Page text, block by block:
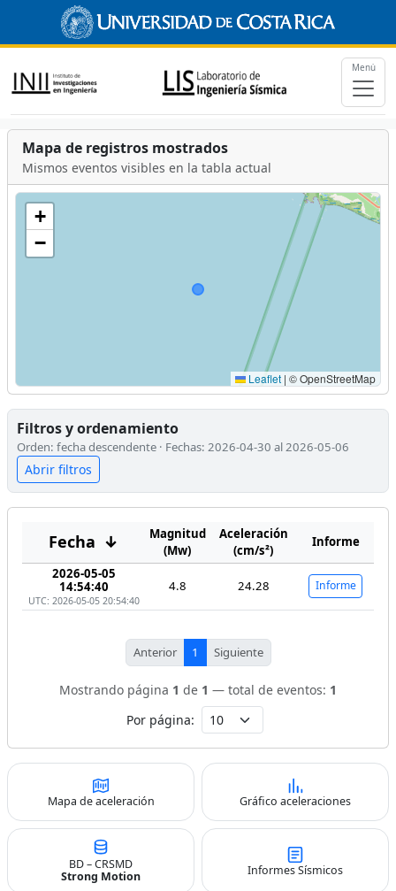
Menú
Mapa de registros mostrados
Mismos eventos visibles en la tabla actual
+
−
Leaflet | © OpenStreetMap
Filtros y ordenamiento
Orden: fecha descendente · Fechas: 2026-04-30 al 2026-05-06
Abrir filtros
Fecha ↓
Magnitud
(Mw)
Aceleración
(cm/s²)
Informe
2026-05-05
14:54:40
UTC: 2026-05-05 20:54:40
4.8 24.28 Informe
Anterior 1 Siguiente
Mostrando página 1 de 1 — total de eventos: 1
Por página:
Mapa de aceleración Gráfico aceleraciones
BD – CRSMD
Strong Motion
Informes Sísmicos